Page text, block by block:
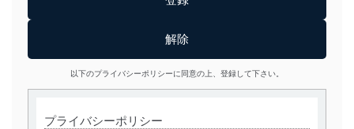
以下のプライバシーポリシーに同意の上、登録して下さい。
プライバシーポリシー